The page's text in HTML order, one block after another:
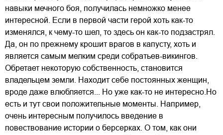
навыки мечного боя, получилась немножко менее
интересной. Если в первой части герой хоть как-то
изменялся, к чему-то шел, то здесь он как-то подзастрял.
Да, он по прежнему крошит врагов в капусту, хоть и
является самым мелким среди собратьев-викингов.
Обретает некоторую собственность, становится
владельцем земли. Находит себе постоянных женщин,
вроде даже влюбляется... Но уже как-то не интересно.Но
есть и тут свои положительные моменты. Например,
очень интересным получилось введение в
повествование истории о берсерках. О том, как они